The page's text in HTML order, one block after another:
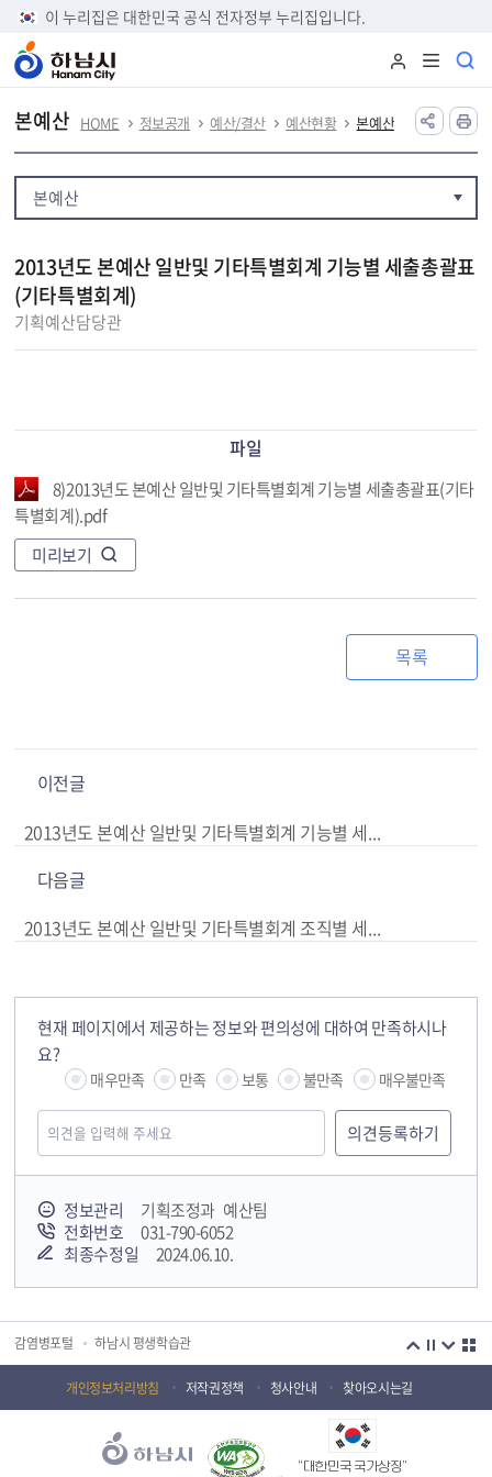
본문 바로가기
이 누리집은 대한민국 공식 전자정부 누리집입니다.
본예산 HOME 정보공개 예산/결산 예산현황 본예산
본예산
2013년도 본예산 일반및 기타특별회계 기능별 세출총괄표
(기타특별회계)
기획예산담당관
파일
8)2013년도 본예산 일반및 기타특별회계 기능별 세출총괄표(기타
특별회계).pdf
미리보기
목록
이전글
2013년도 본예산 일반및 기타특별회계 기능별 세출총괄표(일반회계)
다음글
2013년도 본예산 일반및 기타특별회계 조직별 세출총괄표
현재 페이지에서 제공하는 정보와 편의성에 대하여 만족하시나
요?
매우만족 만족 보통 불만족 매우불만족
정보관리
기획조정과 예산팀
전화번호
031-790-6052
최종수정일
2024.06.10.
국민안전교육플랫폼
감염병포털 하남시 평생학습관
하남혁신교육지구 huic 하남도시공사
하남종합운동장 국민체육센터 하남문화재단 하남역사박물관
개인정보처리방침 저작권정책 청사안내 찾아오시는길
“대한민국 국가상징”